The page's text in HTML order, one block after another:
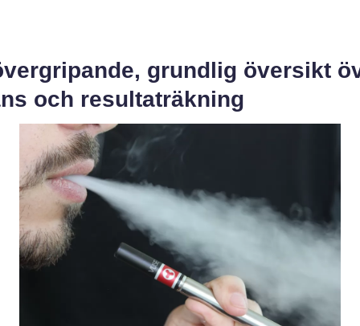
grundlig översikt
och resultaträkning